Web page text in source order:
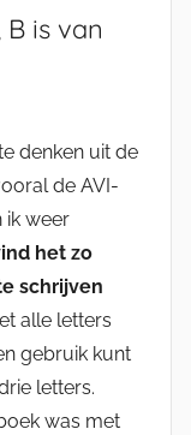
B is van
denken uit de
de AVI-
ik weer
het zo
schrijven
alle letters
gebruik kunt
letters.
was met